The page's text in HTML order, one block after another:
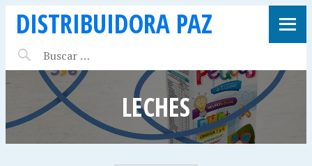
DISTRIBUIDORA PAZ
LECHES